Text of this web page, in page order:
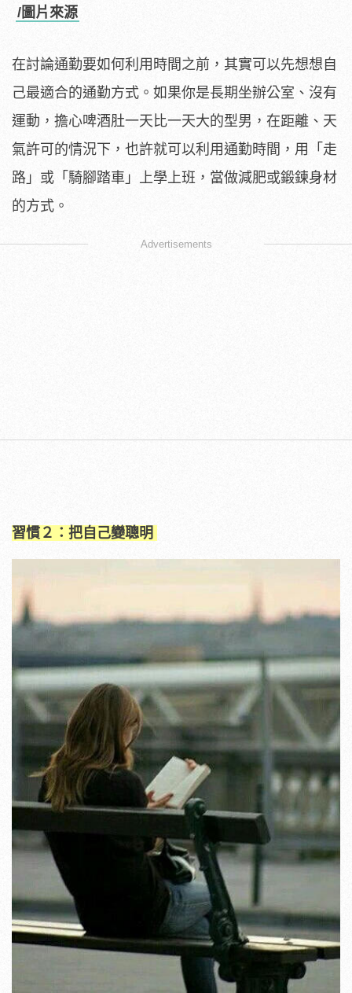
/圖片來源
在討論通勤要如何利用時間之前，其實可以先想想自
己最適合的通勤方式。如果你是長期坐辦公室、沒有
運動，擔心啤酒肚一天比一天大的型男，在距離、天
氣許可的情況下，也許就可以利用通勤時間，用「走
路」或「騎腳踏車」上學上班，當做減肥或鍛鍊身材
的方式。
Advertisements
習慣２：把自己變聰明